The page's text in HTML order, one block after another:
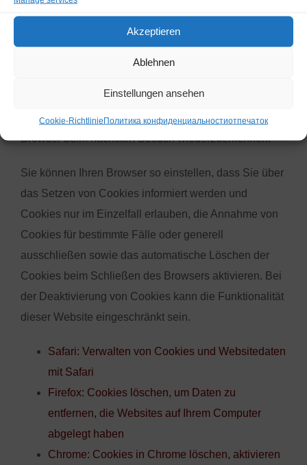
Akzeptieren
Ablehnen
Einstellungen ansehen
Cookie-RichtlinieПолитика конфиденциальностиотпечаток
Die meisten der von uns verwendeten Cookies sind so
genannte „Session-Cookies“. Sie werden nach Ende
bleiben auf Ihrem Endgerät gespeichert, bis Sie diese
löschen. Diese Cookies ermöglichen es uns, Ihren
Browser beim nächsten Besuch wiederzuerkennen.
Sie können Ihren Browser so einstellen, dass Sie über
das Setzen von Cookies informiert werden und
Cookies nur im Einzelfall erlauben, die Annahme von
Cookies für bestimmte Fälle oder generell
ausschließen sowie das automatische Löschen der
Cookies beim Schließen des Browsers aktivieren. Bei
der Deaktivierung von Cookies kann die Funktionalität
dieser Website eingeschränkt sein.
Safari: Verwalten von Cookies und Websitedaten
mit Safari
Firefox: Cookies löschen, um Daten zu
entfernen, die Websites auf Ihrem Computer
abgelegt haben
Chrome: Cookies in Chrome löschen, aktivieren